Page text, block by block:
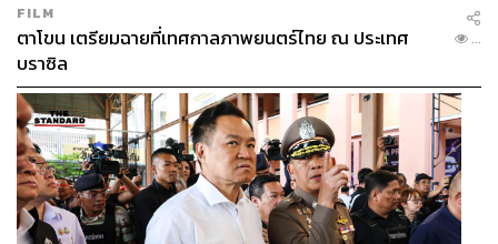
FILM
ตาโขน เตรียมฉายที่เทศกาลภาพยนตร์ไทย ณ ประเทศ
บราซิล
...